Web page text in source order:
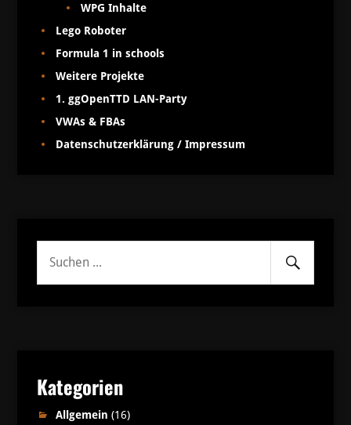
WPG Inhalte
Lego Roboter
Formula 1 in schools
Weitere Projekte
1. ggOpenTTD LAN-Party
VWAs & FBAs
Datenschutzerklärung / Impressum
Suche
Senden
Kategorien
Allgemein (16)